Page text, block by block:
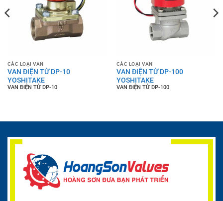
CÁC LOẠI VAN
VAN ĐIỆN TỪ DP-10
YOSHITAKE
VAN ĐIỆN TỪ DP-10
CÁC LOẠI VAN
VAN ĐIỆN TỪ DP-100
YOSHITAKE
VAN ĐIỆN TỪ DP-100